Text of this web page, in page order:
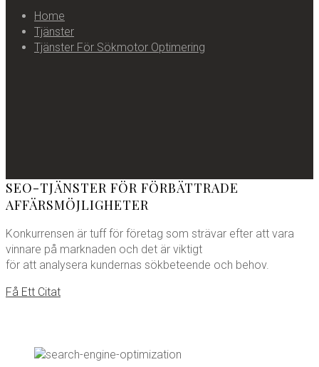
Home
Tjänster
Tjänster För Sökmotor Optimering
SEO-TJÄNSTER FÖR FÖRBÄTTRADE
AFFÄRSMÖJLIGHETER
Konkurrensen är tuff för företag som strävar efter att vara
vinnare på marknaden och det är viktigt
för att analysera kundernas sökbeteende och behov.
Få Ett Citat